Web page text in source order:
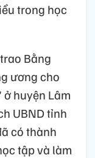
trong học
Bằng
ương cho
ở huyện Lâm
UBND tỉnh
có thành
tập và làm